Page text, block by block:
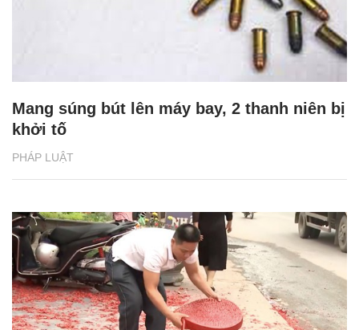
PHÁP LUẬT
Mang súng bút lên máy bay, 2 thanh niên bị
khởi tố